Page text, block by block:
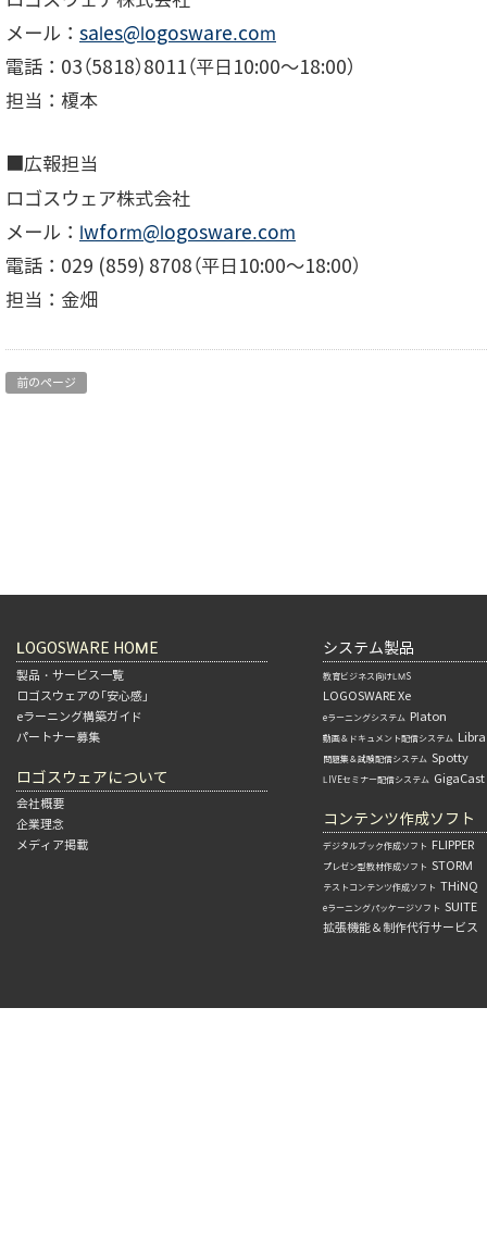
メール： sales@logosware.com
電話：03（5818）8011（平日10:00～18:00）
担当：榎本
■広報担当
ロゴスウェア株式会社
メール： lwform@logosware.com
電話：029 (859) 8708（平日10:00～18:00）
担当：金畑
前のページ
LOGOSWARE HOME
製品・サービス一覧
ロゴスウェアの「安心感」
eラーニング構築ガイド
パートナー募集
ロゴスウェアについて
会社概要
企業理念
メディア掲載
システム製品
教育ビジネス向けLMS
LOGOSWARE Xe
eラーニングシステム Platon
動画＆ドキュメント配信システム Libra
問題集＆試験配信システム Spotty
LIVEセミナー配信システム GigaCast
コンテンツ作成ソフト
デジタルブック作成ソフト FLIPPER
プレゼン型教材作成ソフト STORM
テストコンテンツ作成ソフト THiNQ
eラーニングパッケージソフト SUITE
拡張機能＆制作代行サービス